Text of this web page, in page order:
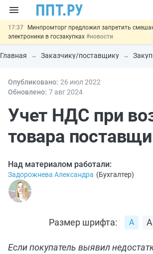
17:37
Минпромторг предложил запретить
электроники в госзакупках #новости
17:13 Подписан указ об отмене спецрежима для
недружественных стран#новости
15:51 МВД запускает автоматическое
иностранцев за неуплату НДФЛ
банковской гарантией#новости
Главная Заказчику/поставщику
Опубликовано: 26 июл 2022
Обновлено: 7 авг2024
Учет НДС при
товара
Над материалом работали:
Задорожнева Александра (Бухгалтер)
Размер шрифта:
Если покупатель выявил